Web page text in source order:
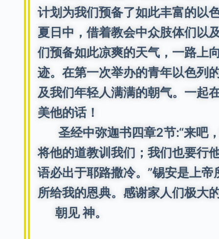
计划为我们预备了如此丰富的以
夏日中，借着教会中众肢体们以
们预备如此凉爽的天气，一路上
迹。在第一次举办的青年以色列
及我们年轻人满满的朝气。一起
美他的话！
圣经中弥迦书四章2节:“来吧
将他的道教训我们；我们也要行
语必出于耶路撒冷。”锡安是上
所给我的恩典。感谢家人们极大
朝见 神。